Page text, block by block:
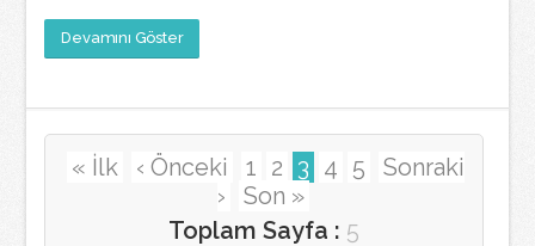
Devamını Göster
« İlk ‹ Önceki 1 2 3 4 5
Sonraki
›
Son »
Toplam Sayfa : 5